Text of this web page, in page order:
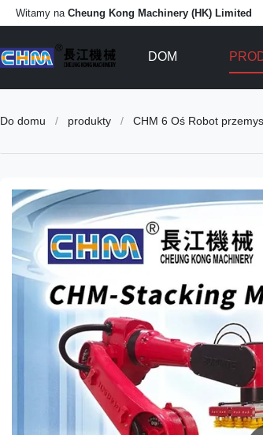
Witamy na Cheung Kong Machinery (HK) Limited
DOM
Do domu / produkty / CHM 6 Oś Robot